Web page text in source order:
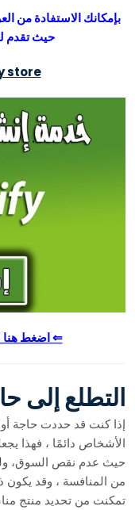
بإمكانك الاستفادة من
حيث تقدم
store
⇐ اضغط هنا
التطلع إلى
إذا كنت قد حددت حاجة
الأشخاص دائمًا ، فهذا
حيث عدم نقص السوق،
من المنافسة ، وقد يكون
تمكنت من تحديد منتج